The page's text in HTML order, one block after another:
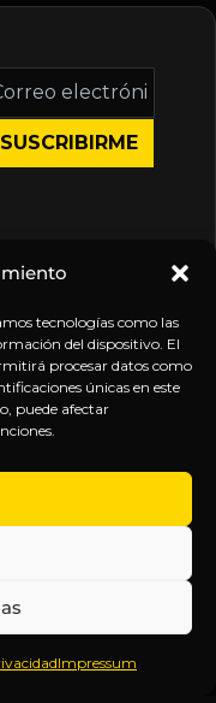
tecnologías como las
del dispositivo. El
procesar datos como
únicas en este
puede afectar
Impressum
y
SÍGUENOS